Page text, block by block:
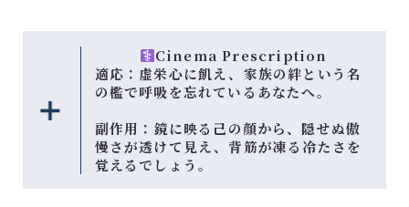
Cinema Prescription
適応： 虚栄心に飢え、家族の絆という名
の檻で呼吸を忘れているあなたへ。
副作用： 鏡に映る己の顔から、隠せぬ傲
慢さが透けて見え、背筋が凍る冷たさを
覚えるでしょう。